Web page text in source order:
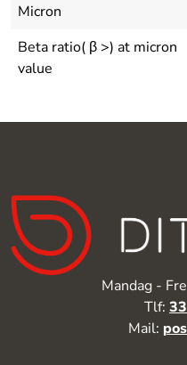
Micron
Beta ratio( β >) at micron
value
Mandag -
Tlf:
Mail: